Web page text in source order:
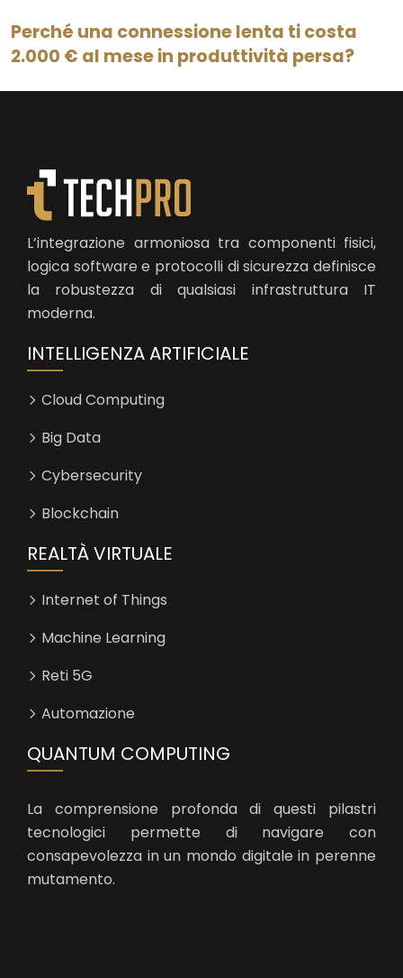
Perché una connessione lenta ti costa
2.000 € al mese in produttività persa?
L’integrazione armoniosa tra componenti fisici,
logica software e protocolli di sicurezza definisce
la robustezza di qualsiasi infrastruttura IT
moderna.
INTELLIGENZA ARTIFICIALE
Cloud Computing
Big Data
Cybersecurity
Blockchain
REALTÀ VIRTUALE
Internet of Things
Machine Learning
Reti 5G
Automazione
QUANTUM COMPUTING
La comprensione profonda di questi pilastri
tecnologici permette di navigare con
consapevolezza in un mondo digitale in perenne
mutamento.